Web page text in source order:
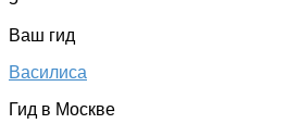
Ваш гид
Василиса
Гид в Москве